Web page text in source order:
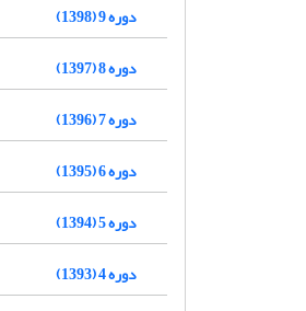
دوره 9 (1398)
دوره 8 (1397)
دوره 7 (1396)
دوره 6 (1395)
دوره 5 (1394)
دوره 4 (1393)